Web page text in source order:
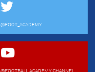
@FOOT_ACADEMY